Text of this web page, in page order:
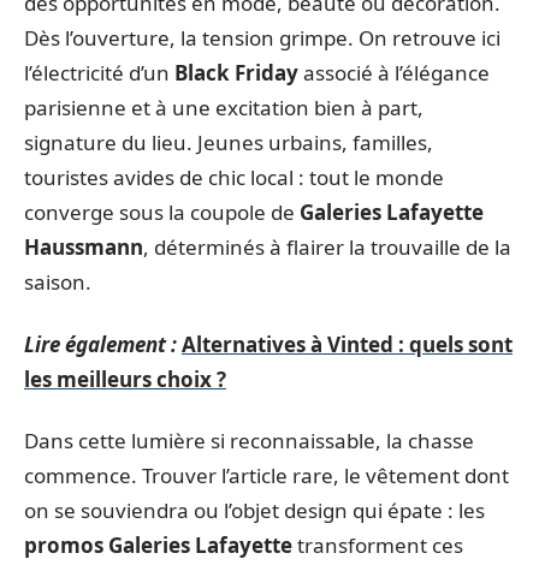
Dès l’ouverture, la tension grimpe. On retrouve ici
l’électricité d’un Black Fridayassocié à l’élégance
parisienne et à une excitation bien à part,
signature du lieu. Jeunes urbains, familles,
touristes avides de chic local : tout le monde
converge sous la coupole de Galeries Lafayette
Haussmann, déterminés à flairer la trouvaille de la
saison.
Lire également :Alternatives à Vinted : quels sont
les meilleurs choix ?
Dans cette lumière si reconnaissable, la chasse
commence. Trouver l’article rare, le vêtement dont
on se souviendra ou l’objet design qui épate : les
promos Galeries Lafayettetransforment ces